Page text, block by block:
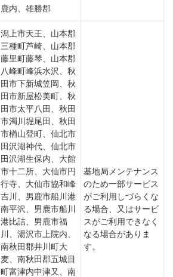
鹿内、雄勝郡
潟上市天王、山本郡
三種町芦崎、山本郡
藤里町藤琴、山本郡
八峰町峰浜水沢、秋
田市下新城笠岡、秋
田市新屋松美町、秋
田市太平八田、秋田
市濁川堀尾田、秋田
市楢山登町、仙北市
田沢湖神代、仙北市
田沢湖生保内、大館
市十二所、大仙市円
行寺、大仙市協和峰
吉川、男鹿市船川港
南平沢、男鹿市船川
港比詰、男鹿市福
川、湯沢市上院内、
南秋田郡井川町大
麦、南秋田郡五城目
町富津内中津又、南
基地局メンテナンス
のため一部サービス
がご利用しづらくな
る場合、又はサービ
スがご利用できなく
なる場合がありま
す。